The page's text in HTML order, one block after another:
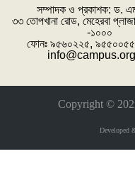
সম্পাদক ও প্রকাশক: ‌ড.
৩৩ তোপখানা রোড, মেহেরবা
-১০০০
ফোনঃ ৯৫৬০২২৫,
Copyright ©
Developed